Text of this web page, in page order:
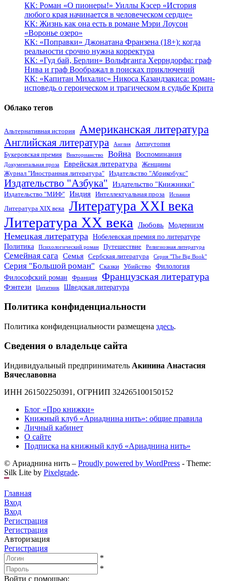
КК: Роман «О пионеры!» Уиллы Кэсер «История
любого края начинается в человеческом сердце»
КК: Жизнь как она есть в романе Мэри Лоусон
«Воронье озеро»
КК: «Поправки» Джонатана Франзена (18+): когда
реальности срочно нужна корректура
КК: «Гуд бай, Берлин» Вольфганга Херрндорфа: граф
Нива и граф Воображал в поисках приключений
КК: «Капитан Михалис» Никоса Казандзакиса: роман-
исповедь о героическом и трагическом в судьбе Крита
Облако тегов
Альтернативная история Американская литература
Английская литература Англия
Антиутопия
Букеровская премия
Викторианство Война Воспоминания
Документальная проза Еврейская литература
Женщины
Журнал "Иностранная литература"
Издательство "Абрикобукс"
Издательство "Азбука" Издательство "Книжники"
Издательство "МИФ" Индия Интеллектуальная проза Испания
Литература XIX века Литература XXI века
Литература XX века Любовь Модернизм
Немецкая литература Нобелевская премия по литературе
Политика
Психологический роман Путешествие Религиозная литература
Семейная сага Семья Сербская литература Серия "The Big Book"
Серия "Большой роман" Сказки Убийство
Филология
Философский роман
Франция Французская литература
Фэнтези Цитатник Шведская литература
Политика конфиденциальности
Политика конфиденциальности размещена здесь.
Сведения о владельце сайта
Индивидуальный предприниматель Акинина Анастасия
Вячеславовна
ИНН 261502250391, ОГРНИП 324265100150152
Блог «Про книжки»
Книжный клуб «Ариаднина нить»: общие правила
Личный кабинет
О сайте
Подписка на книжный клуб «Ариаднина нить»
© Ариаднина нить – Proudly powered by WordPress - Theme:
Silk Lite by Pixelgrade.
Главная
Вход
Вход
Регистрация
Регистрация
Авторизация
Регистрация
*
*
Войти с помощью: